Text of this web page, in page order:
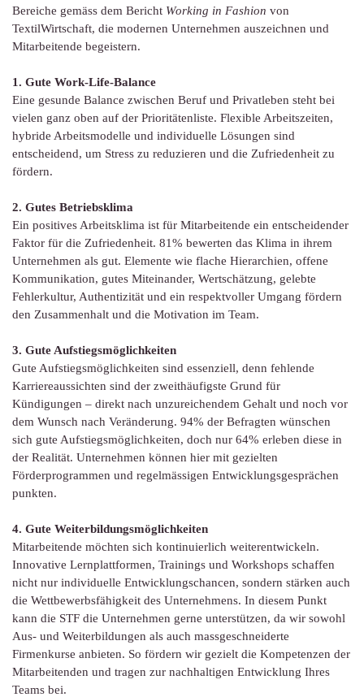
Bereiche gemäss dem Bericht Working in Fashion von
TextilWirtschaft, die modernen Unternehmen auszeichnen und
Mitarbeitende begeistern.
1. Gute Work-Life-Balance
Eine gesunde Balance zwischen Beruf und Privatleben steht bei
vielen ganz oben auf der Prioritätenliste. Flexible Arbeitszeiten,
hybride Arbeitsmodelle und individuelle Lösungen sind
entscheidend, um Stress zu reduzieren und die Zufriedenheit zu
fördern.
2. Gutes Betriebsklima
Ein positives Arbeitsklima ist für Mitarbeitende ein entscheidender
Faktor für die Zufriedenheit. 81% bewerten das Klima in ihrem
Unternehmen als gut. Elemente wie flache Hierarchien, offene
Kommunikation, gutes Miteinander, Wertschätzung, gelebte
Fehlerkultur, Authentizität und ein respektvoller Umgang fördern
den Zusammenhalt und die Motivation im Team.
3. Gute Aufstiegsmöglichkeiten
Gute Aufstiegsmöglichkeiten sind essenziell, denn fehlende
Karriereaussichten sind der zweithäufigste Grund für
Kündigungen – direkt nach unzureichendem Gehalt und noch vor
dem Wunsch nach Veränderung. 94% der Befragten wünschen
sich gute Aufstiegsmöglichkeiten, doch nur 64% erleben diese in
der Realität. Unternehmen können hier mit gezielten
Förderprogrammen und regelmässigen Entwicklungsgesprächen
punkten.
4. Gute Weiterbildungsmöglichkeiten
Mitarbeitende möchten sich kontinuierlich weiterentwickeln.
Innovative Lernplattformen, Trainings und Workshops schaffen
nicht nur individuelle Entwicklungschancen, sondern stärken auch
die Wettbewerbsfähigkeit des Unternehmens. In diesem Punkt
kann die STF die Unternehmen gerne unterstützen, da wir sowohl
Aus- und Weiterbildungen als auch massgeschneiderte
Firmenkurse anbieten. So fördern wir gezielt die Kompetenzen der
Mitarbeitenden und tragen zur nachhaltigen Entwicklung Ihres
Teams bei.